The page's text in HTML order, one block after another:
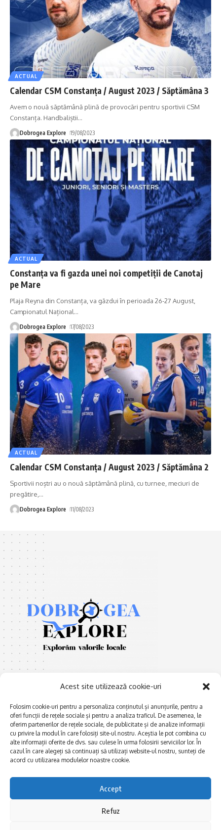
Acest site utilizează cookie-uri
Folosim cookie-uri pentru a personaliza conținutul și anunțurile, pentru a
oferi funcții de rețele sociale și pentru a analiza traficul. De asemenea, le
oferim partenerilor de rețele sociale, de publicitate și de analize informații
cu privire la modul în care folosiți site-ul nostru. Aceștia le pot combina cu
alte informații oferite de dvs. sau culese în urma folosirii serviciilor lor. În
cazul în care alegeți să continuați să utilizați website-ul nostru, sunteți de
acord cu utilizarea modulelor noastre cookie.
Accept
Refuz
ACTUAL
Calendar CSM Constanța / August 2023 / Săptămâna 3
Avem o nouă săptămână plină de provocări pentru sportivii CSM
Constanța. Handbaliștii…
Dobrogea Explore 19/08/2023
ACTUAL
Constanța va fi gazda unei noi competiții de Canotaj
pe Mare
Plaja Reyna din Constanța, va găzdui în perioada 26-27 August,
Campionatul Național…
Dobrogea Explore 17/08/2023
ACTUAL
Calendar CSM Constanța / August 2023 / Săptămâna 2
Sportivii noștri au o nouă săptămână plină, cu turnee, meciuri de
pregătire, …
Dobrogea Explore 11/08/2023
E xplorăm Dobrogea,
Explorăm valorile locale:
Deltă, Litoral, cele mai mari
lacuri, cele mai vechi orașe,
biserici și mănăstiri, cele mai
Afaceri și meșteșuguri
Actualitate
Dobrogea PE BUNE
Istorie și civilizaţie
La Drum cu Ada
Politica de confidentialitate